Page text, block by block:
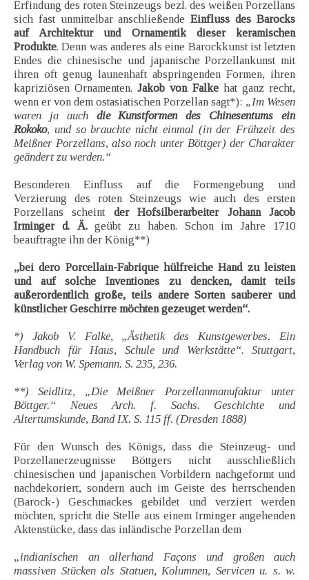
Erfindung des roten Steinzeugs bezl. des weißen Porzellans
sich fast unmittelbar anschließendeEinfluss des Barocks
auf Architektur und Ornamentik dieser keramischen
Produkte. Denn was anderes als eine Barockkunst ist letzten
Endes die chinesische und japanische Porzellankunst mit
ihren oft genug launenhaft abspringenden Formen, ihren
kapriziösen Ornamenten.Jakob von Falkehat ganz recht,
wenn er von dem ostasiatischen Porzellan sagt*): „Im Wesen
waren ja auch die Kunstformen des Chinesentums ein
Rokoko, und so brauchte nicht einmal (in der Frühzeit des
Meißner Porzellans, also noch unter Böttger) der Charakter
geändert zu werden.“
Besonderen Einfluss auf die Formengebung und
Verzierung des roten Steinzeugs wie auch des ersten
Porzellans scheint der Hofsilberarbeiter Johann Jacob
Irminger d. Ä.geübt zu haben. Schon im Jahre 1710
beauftragte ihn der König**)
„bei dero Porcellain-Fabrique hülfreiche Hand zu leisten
und auf solche Inventiones zu dencken, damit teils
außerordentlich große, teils andere Sorten sauberer und
künstlicher Geschirre möchten gezeuget werden“.
*) Jakob V. Falke, „Ästhetik des Kunstgewerbes. Ein
Handbuch für Haus, Schule und Werkstätte“. Stuttgart,
Verlag von W. Spemann. S. 235, 236.
**) Seidlitz, „Die Meißner Porzellanmanufaktur unter
Böttger.“ Neues Arch. f. Sachs. Geschichte und
Altertumskunde, Band IX. S. 115 ff. (Dresden 1888)
Für den Wunsch des Königs, dass die Steinzeug- und
Porzellanerzeugnisse Böttgers nicht ausschließlich
chinesischen und japanischen Vorbildern nachgeformt und
nachdekoriert, sondern auch im Geiste des herrschenden
(Barock-) Geschmackes gebildet und verziert werden
möchten, spricht die Stelle aus einem Irminger angehenden
Aktenstücke, dass das inländische Porzellan dem
„indianischen an allerhand Façons und großen auch
massiven Stücken als Statuen, Kolumnen, Servicen u. s. w.